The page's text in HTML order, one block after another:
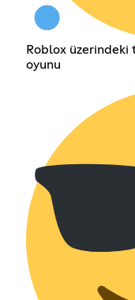
Roblox üzerindeki
oyunu